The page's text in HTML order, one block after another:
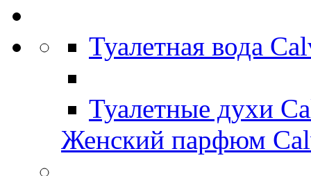
Туалетная вода
Туалетные духи
Женский парфюм